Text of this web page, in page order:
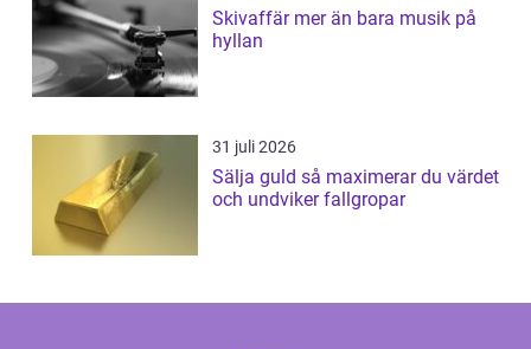
Skivaffär mer än bara musik på
hyllan
31 juli 2026
Sälja guld så maximerar du värdet
och undviker fallgropar